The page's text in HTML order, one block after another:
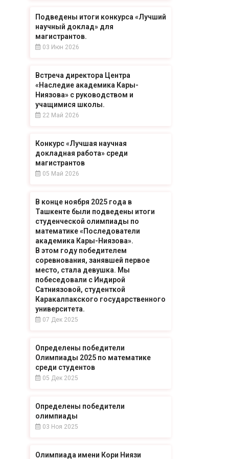
Подведены итоги конкурса «Лучший
научный доклад» для
магистрантов.
03 Июн 2026
Встреча директора Центра
«Наследие академика Кары-
Ниязова» с руководством и
учащимися школы.
22 Май 2026
Конкурс «Лучшая научная
докладная работа» среди
магистрантов
05 Май 2026
В конце ноября 2025 года в
Ташкенте были подведены итоги
студенческой олимпиады по
математике «Последователи
академика Кары-Ниязова».
В этом году победителем
соревнования, занявшей первое
место, стала девушка. Мы
побеседовали с Индирой
Сатниязовой, студенткой
Каракалпакского государственного
университета.
07 Дек 2025
Определены победители
Олимпиады 2025 по математике
среди студентов
05 Дек 2025
Определены победители
олимпиады
03 Ноя 2025
Олимпиада имени Кори Ниязи